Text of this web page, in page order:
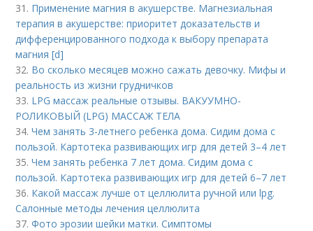
31. Применение магния в акушерстве. Магнезиальная
терапия в акушерстве: приоритет доказательств и
дифференцированного подхода к выбору препарата
магния [d]
32. Во сколько месяцев можно сажать девочку. Мифы и
реальность из жизни грудничков
33. LPG массаж реальные отзывы. ВАКУУМНО-
РОЛИКОВЫЙ (LPG) МАССАЖ ТЕЛА
34.Чем занять 3-летнего ребенка дома. Сидим дома с
пользой. Картотека развивающих игр для детей 3–4 лет
35.Чем занять ребенка 7 лет дома. Сидим дома с
пользой. Картотека развивающих игр для детей 6–7 лет
36. Какой массаж лучше от целлюлита ручной или lpg.
Салонные методы лечения целлюлита
37.Фото эрозии шейки матки. Симптомы